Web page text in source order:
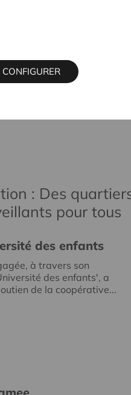
: Des
pour tous
des enfants
à travers son
des enfants', a
de la coopérative...
CONFIGURER